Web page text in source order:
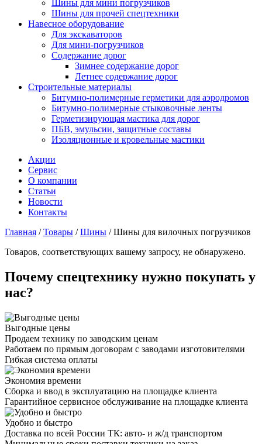
Шины для мини погрузчиков
Шины для прочей спецтехники
Навесное оборудование
Для экскаваторов
Для мини-погрузчиков
Содержание дорог
Зимнее содержание дорог
Летнее содержание дорог
Строительные материалы
Битумно-полимерные герметики для аэродромов
Битумно-полимерные стыковочные ленты
Герметизирующая мастика для дорог
ПБВ, эмульсии, защитные составы
Изоляционные и кровельные мастики
Акции
Сервис
О компании
Статьи
Новости
Контакты
Главная /Товары /Шины /Шины для вилочных погрузчиков
Товаров, соответствующих вашему запросу, не обнаружено.
Почему спецтехнику нужно покупать у
нас?
Выгодные цены
Продаем технику по заводским ценам
Работаем по прямым договорам с заводами изготовителями
Гибкая система оплаты
Экономия времени
Сборка и ввод в эксплуатацию на площадке клиента
Гарантийное сервисное обслуживание на площадке клиента
Удобно и быстро
Доставка по всей России ТК: авто- и ж/д транспортом